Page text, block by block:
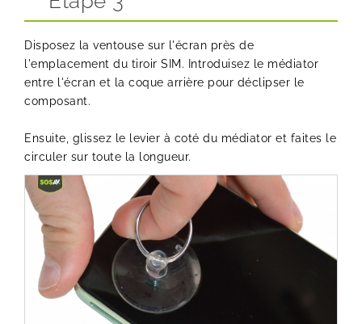
Disposez la ventouse sur l'écran près de
l'emplacement du tiroir SIM. Introduisez le médiator
entre l'écran et la coque arrière pour déclipser le
composant.
Ensuite, glissez le levier à coté du médiator et faites le
circuler sur toute la longueur.